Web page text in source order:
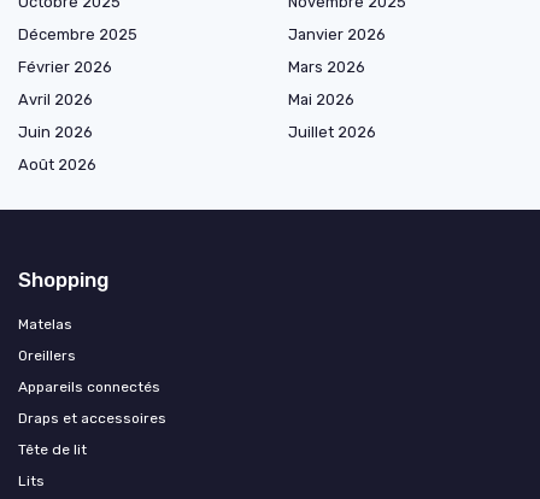
Décembre 2025
Janvier 2026
Février 2026
Mars 2026
Avril 2026
Mai 2026
Juin 2026
Juillet 2026
Août 2026
Shopping
Matelas
Oreillers
Appareils connectés
Draps et accessoires
Tête de lit
Lits